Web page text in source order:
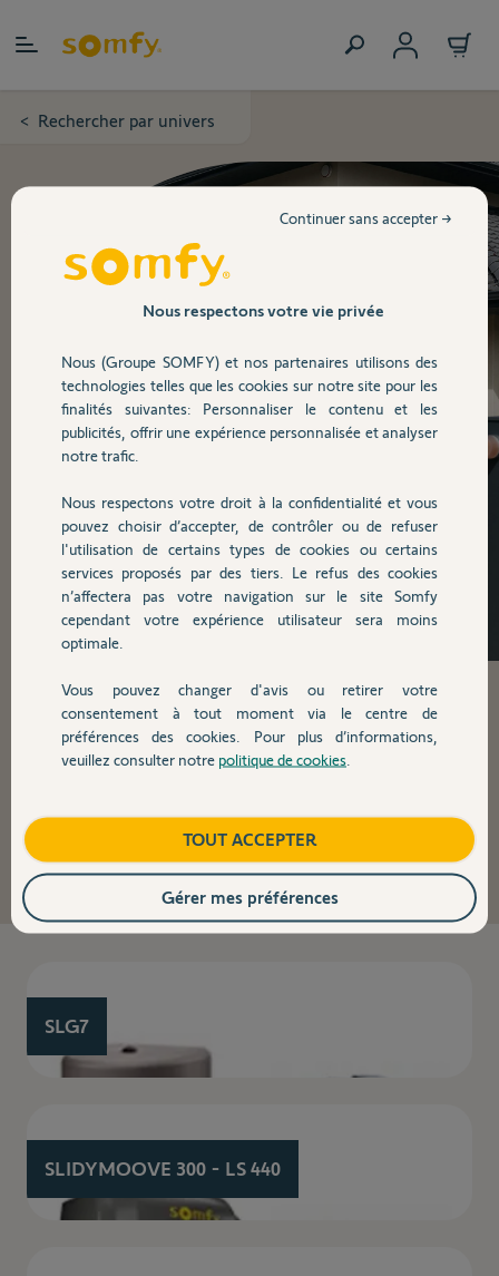
> Rechercher par univers
Pièces détachées pour
portail coulissant
Retrouvez l'ensemble de nos pièces détachées pour
portail coulissant.
SLG7
SLIDYMOOVE 300 - LS 440
Nous respectons votre vie privée
Nous (Groupe SOMFY) et nos partenaires utilisons des
technologies telles que les cookies sur notre site pour les
finalités suivantes: Personnaliser le contenu et les
publicités, offrir une expérience personnalisée et analyser
notre trafic.
Nous respectons votre droit à la confidentialité et vous
pouvez choisir d’accepter, de contrôler ou de refuser
l'utilisation de certains types de cookies ou certains
services proposés par des tiers. Le refus des cookies
n’affectera pas votre navigation sur le site Somfy
cependant votre expérience utilisateur sera moins
optimale.
Vous pouvez changer d'avis ou retirer votre
consentement à tout moment via le centre de
préférences des cookies. Pour plus d’informations,
veuillez consulter notre politique de cookies
Continuer sans accepter →
TOUT ACCEPTER
Gérer mes préférences